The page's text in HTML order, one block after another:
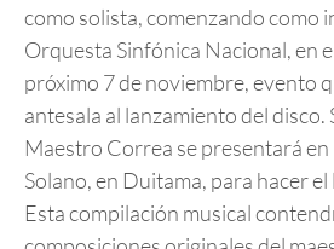
como solista, comenzando como
Orquesta Sinfónica Nacional, en
próximo 7 de noviembre, evento
antesala al lanzamiento del disco.
Maestro Correa se presentará
Solano, en Duitama, para hacer
Esta compilación musical